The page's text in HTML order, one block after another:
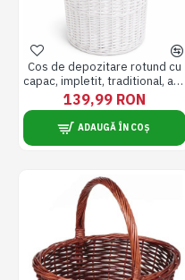
Cos de depozitare rotund cu
capac, impletit, traditional, alb,
38 x 50 cm
139,99 RON
ADAUGĂ ÎN COȘ